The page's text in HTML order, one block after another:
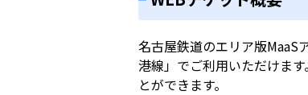
名古屋鉄道のエリア版MaaS
港線」でご利用いただけま
とができます。